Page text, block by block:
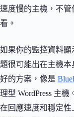
速度慢的主機，不
看。
如果你的監控資料顯
題很可能出在主機
好的方案，像是
理型 WordPress 主機
在回應速度和穩定